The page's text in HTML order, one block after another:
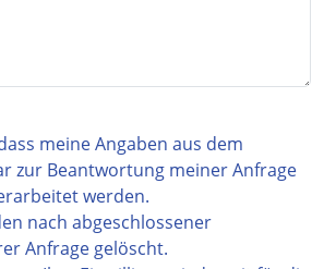
meine Angaben aus dem
zur Beantwortung meiner Anfrage
werden.
nach abgeschlossener
Anfrage gelöscht.